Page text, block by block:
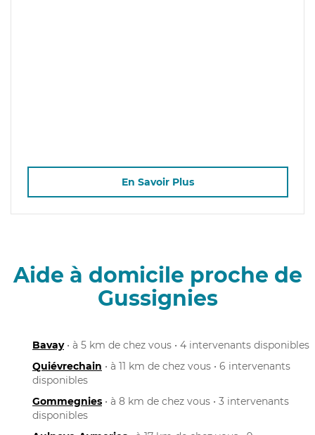
En Savoir Plus
Aide à domicile proche de
Gussignies
Bavay• à 5 km de chez vous • 4 intervenants disponibles
Quiévrechain • à 11 km de chez vous • 6 intervenants
disponibles
Gommegnies • à 8 km de chez vous • 3 intervenants
disponibles